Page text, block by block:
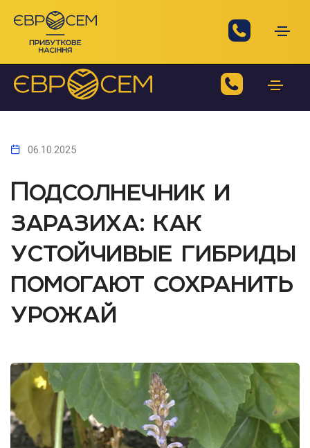
06.10.2025
Подсолнечник и
заразиха: как
устойчивые гибриды
помогают сохранить
урожай